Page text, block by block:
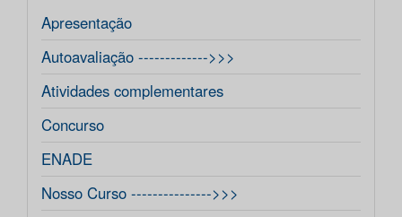
Apresentação
Autoavaliação ------------->>>
Atividades complementares
Concurso
ENADE
Nosso Curso --------------->>>